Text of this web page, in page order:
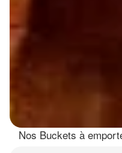
Nos Buckets à